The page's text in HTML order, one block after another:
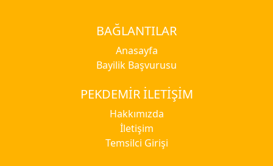
BAĞLANTILAR
Anasayfa
Bayilik Başvurusu
PEKDEMİR İLETİŞİM
Hakkımızda
İletişim
Temsilci Girişi